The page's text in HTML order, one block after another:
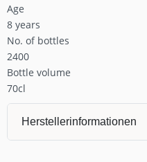
Age
8 years
No. of bottles
2400
Bottle volume
70cl
Herstellerinformationen